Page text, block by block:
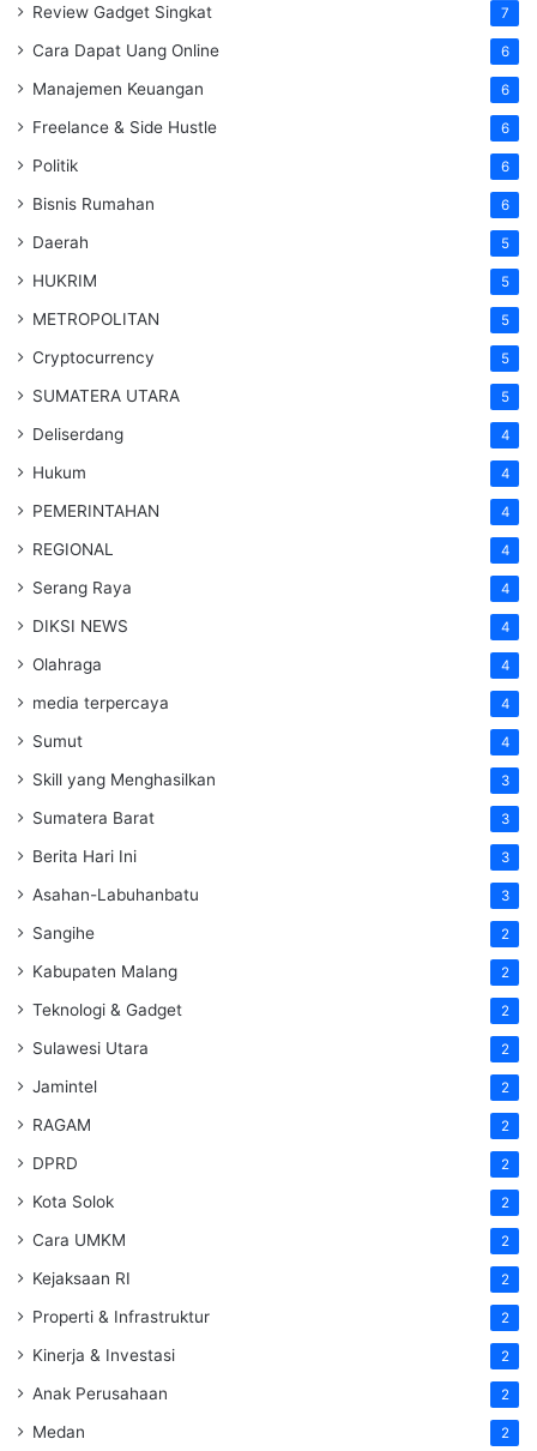
Review Gadget Singkat 7
Cara Dapat Uang Online 6
Manajemen Keuangan 6
Freelance & Side Hustle 6
Politik 6
Bisnis Rumahan 6
Daerah 5
HUKRIM 5
METROPOLITAN 5
Cryptocurrency 5
SUMATERA UTARA 5
Deliserdang 4
Hukum 4
PEMERINTAHAN 4
REGIONAL 4
Serang Raya 4
DIKSI NEWS 4
Olahraga 4
media terpercaya 4
Sumut 4
Skill yang Menghasilkan 3
Sumatera Barat 3
Berita Hari Ini 3
Asahan-Labuhanbatu 3
Sangihe 2
Kabupaten Malang 2
Teknologi & Gadget 2
Sulawesi Utara 2
Jamintel 2
RAGAM 2
DPRD 2
Kota Solok 2
Cara UMKM 2
Kejaksaan RI 2
Properti & Infrastruktur 2
Kinerja & Investasi 2
Anak Perusahaan 2
Medan 2